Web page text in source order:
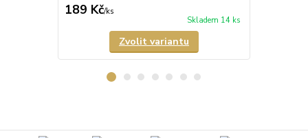
189 Kč/ks
Skladem 14 ks
Zvolit variantu